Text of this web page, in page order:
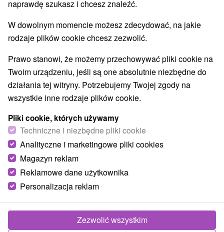
Wsie i miasta
Park miniatúr
Trenčiansky kraj - Podolie
naprawdę szukasz i chcesz znaleźć.
W dowolnym momencie możesz zdecydować, na jakie
rodzaje plików cookie chcesz zezwolić.
Prawo stanowi, że możemy przechowywać pliki cookie na
Twoim urządzeniu, jeśli są one absolutnie niezbędne do
działania tej witryny. Potrzebujemy Twojej zgody na
wszystkie inne rodzaje plików cookie.
Pliki cookie, których używamy
Techniczne i niezbędne pliki cookie
Analityczne i marketingowe pliki cookies
Magazyn reklam
Reklamowe dane użytkownika
Personalizacja reklam
Zezwolić wszystkim